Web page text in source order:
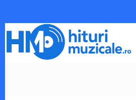
conținut